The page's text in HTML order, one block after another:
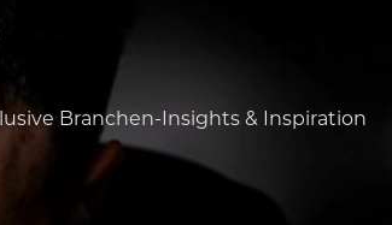
Branchen-Insights & Inspiration